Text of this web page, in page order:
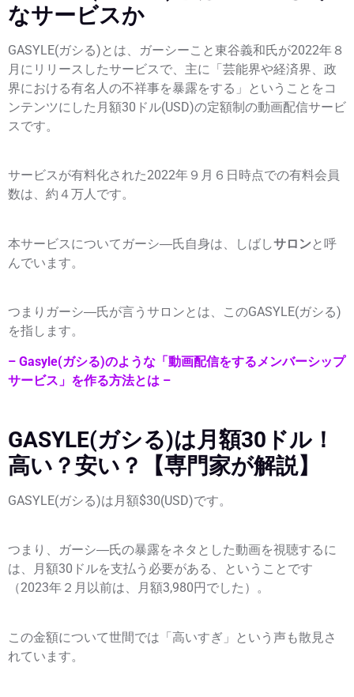
なサービスか
GASYLE(ガシる)とは、ガーシーこと東谷義和氏が2022年８
月にリリースしたサービスで、主に「芸能界や経済界、政
界における有名人の不祥事を暴露をする」ということをコ
ンテンツにした月額30ドル(USD)の定額制の動画配信サービ
スです。
サービスが有料化された2022年９月６日時点での有料会員
数は、約４万人です。
本サービスについてガーシ―氏自身は、しばしサロン と呼
んでいます。
つまりガーシ―氏が言うサロンとは、このGASYLE(ガシる)
を指します。
– Gasyle(ガシる)のような「動画配信をするメンバーシップ
サービス」を作る方法とは –
GASYLE(ガシる)は月額30ドル！
高い？安い？【専門家が解説】
GASYLE(ガシる)は月額$30(USD)です。
つまり、ガーシ―氏の暴露をネタとした動画を視聴するに
は、月額30ドルを支払う必要がある、ということです
（2023年２月以前は、月額3,980円でした）。
この金額について世間では「高いすぎ」という声も散見さ
れています。